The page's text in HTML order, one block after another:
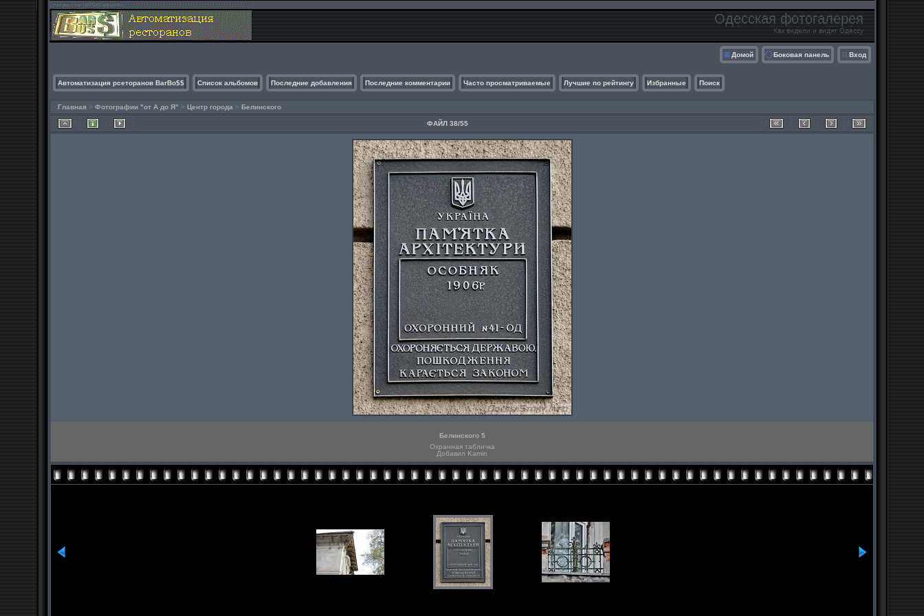
Одесская фотогалерея
Как видели и видят Одессу
Домой Боковая панель Вход
Автоматизация рсеторанов BarBo$$ Список альбомов Последние добавления Последние комментарии Часто просматриваемые Лучшие по рейтингу Избранные Поиск
Главная > Фотографии "от А до Я" > Центр города > Белинского
ФАЙЛ 38/55
Белинского 5
Охранная табличка
Добавил Kamin